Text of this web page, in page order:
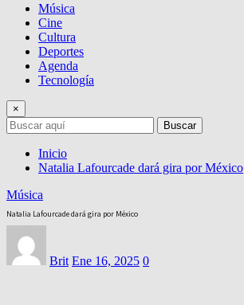
Música
Cine
Cultura
Deportes
Agenda
Tecnología
×
Buscar
Inicio
Natalia Lafourcade dará gira por México
Música
Natalia Lafourcade dará gira por México
Brit Ene 16, 2025 0